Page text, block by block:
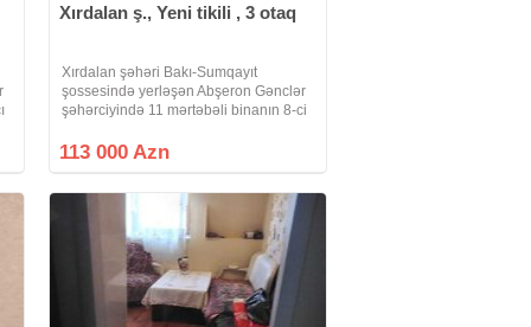
Xırdalan ş., Yeni tikili , 3 otaq
Xırdalan şəhəri Bakı-Sumqayıt
şossesində yerləşən Abşeron Gənclər
şəhərciyində 11 mərtəbəli binanın 8-ci
otaqlı super təmirli, kupçalı, ipotekaya
113 000 Azn